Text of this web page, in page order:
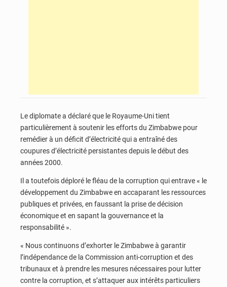
Le diplomate a déclaré que le Royaume-Uni tient
particulièrement à soutenir les efforts du Zimbabwe pour
remédier à un déficit d’électricité qui a entraîné des
coupures d’électricité persistantes depuis le début des
années 2000.
Il a toutefois déploré le fléau de la corruption qui entrave « le
développement du Zimbabwe en accaparant les ressources
publiques et privées, en faussant la prise de décision
économique et en sapant la gouvernance et la
responsabilité ».
« Nous continuons d’exhorter le Zimbabwe à garantir
l’indépendance de la Commission anti-corruption et des
tribunaux et à prendre les mesures nécessaires pour lutter
contre la corruption, et s’attaquer aux intérêts particuliers